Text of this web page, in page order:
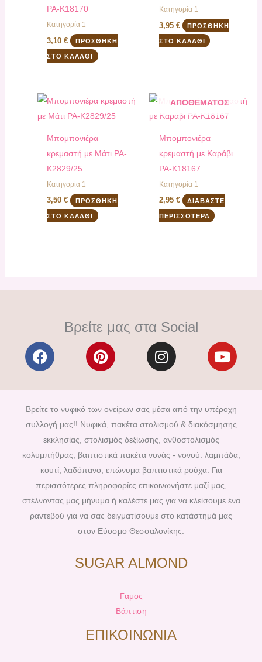
PA-Κ18170
Κατηγορία 1
3,10€ ΠΡΟΣΘΉΚΗ
ΣΤΟ ΚΑΛΆΘΙ
Κατηγορία 1
3,95 € ΠΡΟΣΘΉΚΗ
ΣΤΟ ΚΑΛΆΘΙ
Mπομπονιέρα
κρεμαστή με Μάτι PA-
Κ2829/25
Κατηγορία 1
3,50€ ΠΡΟΣΘΉΚΗ
ΣΤΟ ΚΑΛΆΘΙ
ΑΠΟΘΈΜΑΤΟΣ
Mπομπονιέρα
κρεμαστή με Καράβι
PA-Κ18167
Κατηγορία 1
2,95 € ΔΙΑΒΆΣΤΕ
ΠΕΡΙΣΣΌΤΕΡΑ
Βρείτε μας στα Social
F
a
e
b
o
o
k
P
i
t
e
r
e
s
t
I
n
t
a
g
r
a
m
Y
o
t
u
b
Βρείτε το νυφικό των ονείρων σας μέσα από την υπέροχη
συλλογή μας!! Νυφικά, πακέτα στολισμού & διακόσμησης
εκκλησίας, στολισμός δεξίωσης, ανθοστολισμός
κολυμπήθρας, βαπτιστικά πακέτα νονάς - νονού: λαμπάδα,
κουτί, λαδόπανο, επώνυμα βαπτιστικά ρούχα. Για
περισσότερες πληροφορίες επικοινωνήστε μαζί μας,
στέλνοντας μας μήνυμα ή καλέστε μας για να κλείσουμε ένα
ραντεβού για να σας δειγματίσουμε στο κατάστημά μας
στον Εύοσμο Θεσσαλονίκης.
SUGAR ALMOND
Γαμος
Βάπτιση
ΕΠΙΚΟΙΝΩΝΙΑ